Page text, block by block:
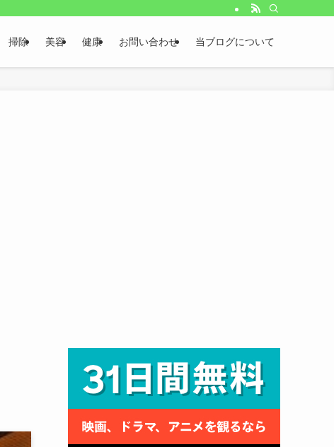
掃除 美容 健康 お問い合わせ 当ブログについて